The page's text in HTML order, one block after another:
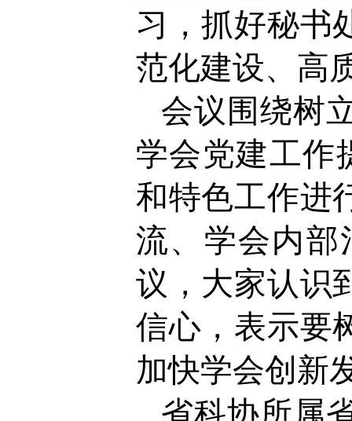
习，抓好秘书
范化建设、高
会议围绕树
学会党建工作
和特色工作进
流、学会内部
议，大家认识
信心，表示要
加快学会创新
省科协所属